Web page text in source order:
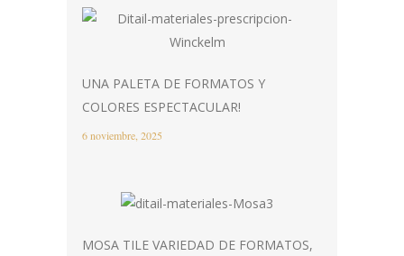
UNA PALETA DE FORMATOS Y
COLORES ESPECTACULAR!
6 noviembre, 2025
MOSA TILE VARIEDAD DE FORMATOS,